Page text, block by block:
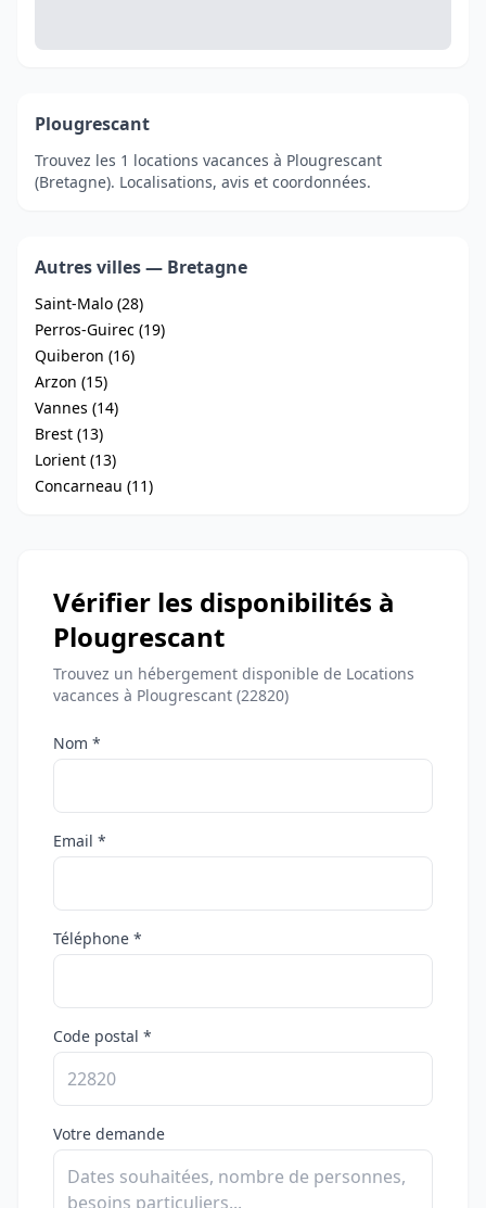
Plougrescant
Trouvez les 1 locations vacances à Plougrescant
(Bretagne). Localisations, avis et coordonnées.
Autres villes — Bretagne
Saint-Malo (28)
Perros-Guirec (19)
Quiberon (16)
Arzon (15)
Vannes (14)
Brest (13)
Lorient (13)
Concarneau (11)
Vérifier les disponibilités à
Plougrescant
Trouvez un hébergement disponible de Locations
vacances à Plougrescant (22820)
Nom *
Email *
Téléphone *
Code postal *
Votre demande